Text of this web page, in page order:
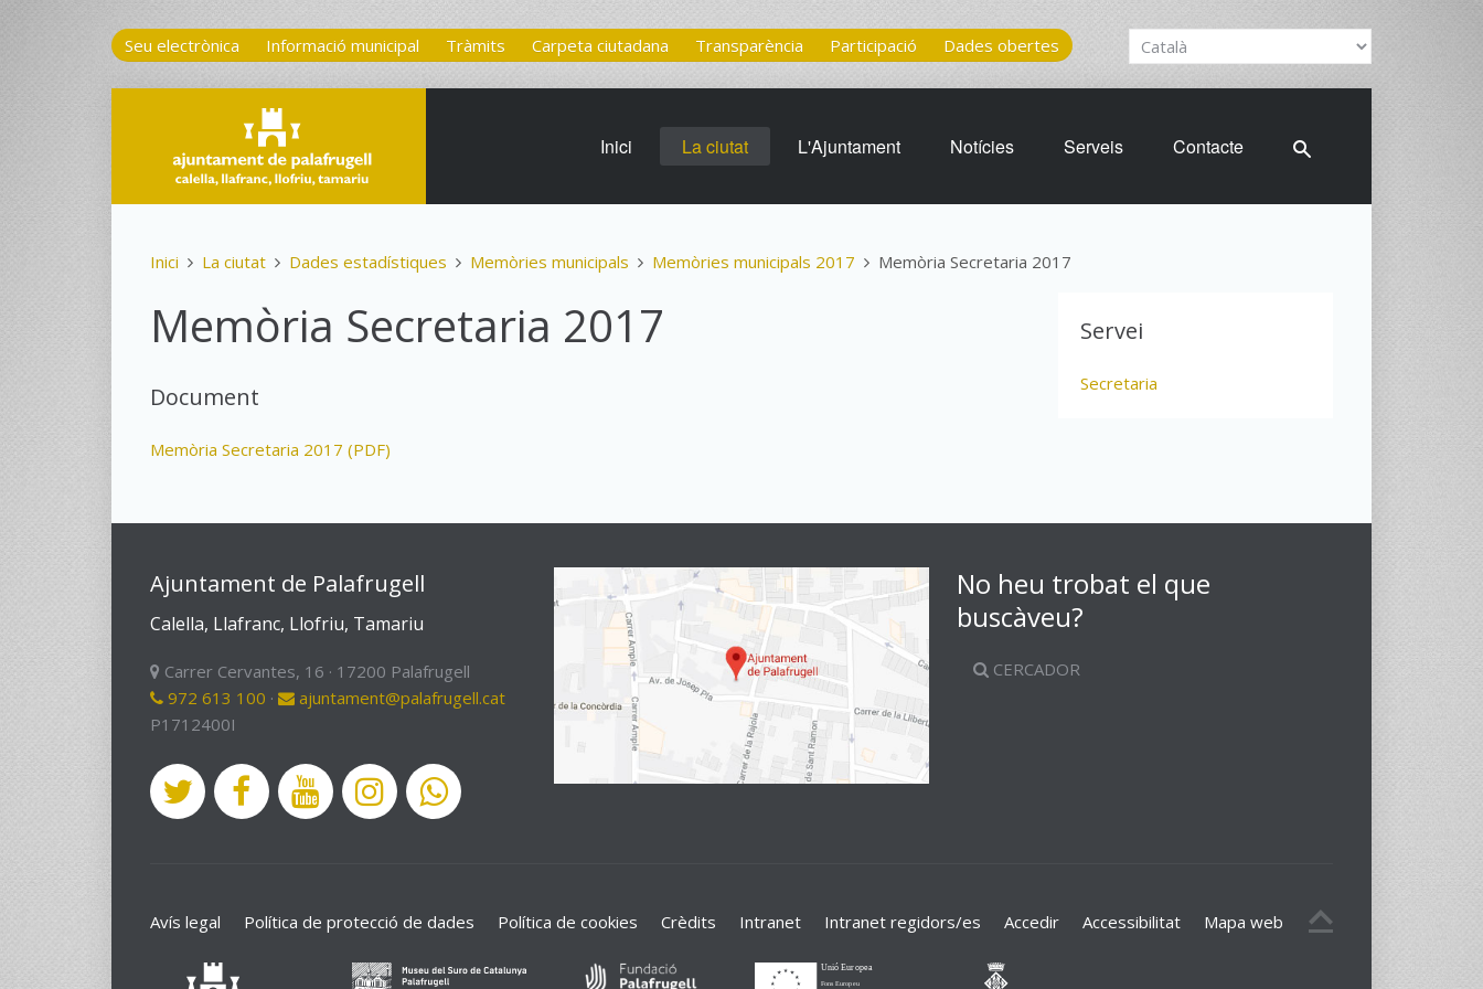
Seu electrònica Informació municipal Tràmits Carpeta ciutadana Transparència Participació Dades obertes
Inici La ciutat L'Ajuntament Notícies Serveis Contacte
Inici La ciutat Dades estadístiques Memòries municipals Memòries municipals 2017 Memòria Secretaria 2017
Memòria Secretaria 2017
Document
Memòria Secretaria 2017 (PDF)
Servei
Secretaria
Ajuntament de Palafrugell
Calella, Llafranc, Llofriu, Tamariu
Carrer Cervantes, 16 · 17200 Palafrugell
972 613 100 ·
ajuntament@palafrugell.cat
P1712400I
No heu trobat el que
buscàveu?
CERCADOR
Avís legal Política de protecció de dades Política de cookies Crèdits Intranet Intranet regidors/es Accedir Accessibilitat Mapa web